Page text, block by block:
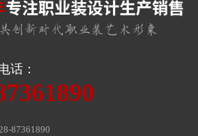
话：
87361890